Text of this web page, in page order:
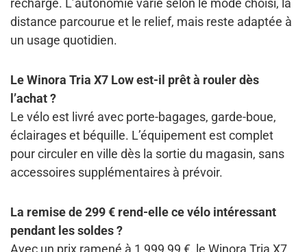
distance parcourue et le relief, mais reste adaptée à
un usage quotidien.
Le Winora Tria X7 Low est-il prêt à rouler dès
l’achat ?
Le vélo est livré avec porte-bagages, garde-boue,
éclairages et béquille. L’équipement est complet
pour circuler en ville dès la sortie du magasin, sans
accessoires supplémentaires à prévoir.
La remise de 299 € rend-elle ce vélo intéressant
pendant les soldes ?
Avec un prix ramené à 1 999,99 €, le Winora Tria X7